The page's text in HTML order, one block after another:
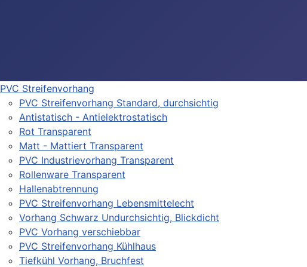
PVC Streifenvorhang
PVC Streifenvorhang Standard, durchsichtig
Antistatisch - Antielektrostatisch
Rot Transparent
Matt - Mattiert Transparent
PVC Industrievorhang Transparent
Rollenware Transparent
Hallenabtrennung
PVC Streifenvorhang Lebensmittelecht
Vorhang Schwarz Undurchsichtig, Blickdicht
PVC Vorhang verschiebbar
PVC Streifenvorhang Kühlhaus
Tiefkühl Vorhang, Bruchfest